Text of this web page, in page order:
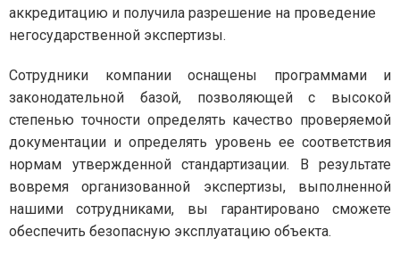
аккредитацию и получила разрешение на проведение
негосударственной экспертизы.
Сотрудники компании оснащены программами и
законодательной базой, позволяющей с высокой
степенью точности определять качество проверяемой
документации и определять уровень ее соответствия
нормам утвержденной стандартизации. В результате
вовремя организованной экспертизы, выполненной
нашими сотрудниками, вы гарантировано сможете
обеспечить безопасную эксплуатацию объекта.